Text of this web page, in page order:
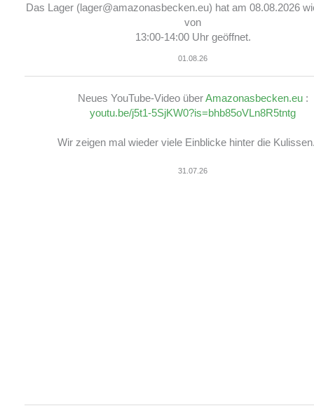
Das Lager (lager@amazonasbecken.eu) hat am 08.08.2026
von
13:00-14:00 Uhr geöffnet.
01.08.26
Neues YouTube-Video überAmazonasbecken.eu:
youtu.be/j5t1-5SjKW0?is=bhb85oVLn8R5tntg
Wir zeigen mal wieder viele Einblicke hinter die Kulissen.
31.07.26